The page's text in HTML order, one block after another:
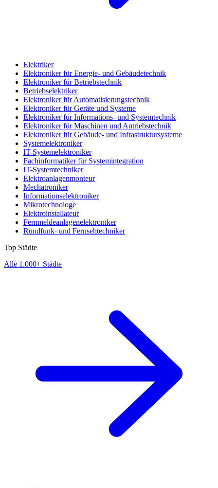
Elektriker
Elektroniker für Energie- und Gebäudetechnik
Elektroniker für Betriebstechnik
Betriebselektriker
Elektroniker für Automatisierungstechnik
Elektroniker für Geräte und Systeme
Elektroniker für Informations- und Systemtechnik
Elektroniker für Maschinen und Antriebstechnik
Elektroniker für Gebäude- und Infrastruktursysteme
Systemelektroniker
IT-Systemelektroniker
Fachinformatiker für Systemintegration
IT-Systemtechniker
Elektroanlagenmonteur
Mechatroniker
Informationselektroniker
Mikrotechnologe
Elektroinstallateur
Fernmeldeanlagenelektroniker
Rundfunk- und Fernsehtechniker
Top Städte
Alle 1.000+ Städte